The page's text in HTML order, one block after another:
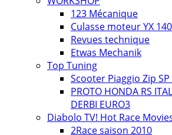
123 Mécanique
Culasse moteur YX
Revues technique
Etwas Mechanik
Top Tuning
Scooter Piaggio Zip
PROTO HONDA RS
DERBI EURO3
Diabolo TV! Hot Race
2Race saison 2010